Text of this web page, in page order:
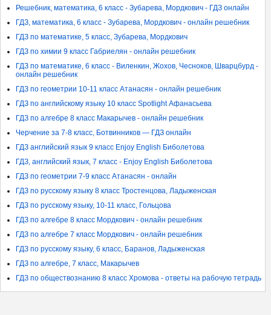
Решебник, математика, 6 класс - Зубарева, Мордкович - ГДЗ онлайн
ГДЗ, математика, 6 класс - Зубарева, Мордкович - онлайн решебник
ГДЗ по математике, 5 класс, Зубарева, Мордкович
ГДЗ по химии 9 класс Габриелян - онлайн решебник
ГДЗ по математике, 6 класс - Виленкин, Жохов, Чесноков, Шварцбурд -
онлайн решебник
ГДЗ по геометрии 10-11 класс Атанасян - онлайн решебник
ГДЗ по английскому языку 10 класс Spotlight Афанасьева
ГДЗ по алгебре 8 класс Макарычев - онлайн решебник
Черчение за 7-8 класс, Ботвинников — ГДЗ онлайн
ГДЗ английский язык 9 класс Enjoy English Биболетова
ГДЗ, английский язык, 7 класс - Enjoy English Биболетова
ГДЗ по геометрии 7-9 класс Атанасян - онлайн
ГДЗ по русскому языку 8 класс Тростенцова, Ладыженская
ГДЗ по русскому языку, 10-11 класс, Гольцова
ГДЗ по алгебре 8 класс Мордкович - онлайн решебник
ГДЗ по алгебре 7 класс Мордкович - онлайн решебник
ГДЗ по русскому языку, 6 класс, Баранов, Ладыженская
ГДЗ по алгебре, 7 класс, Макарычев
ГДЗ по обществознанию 8 класс Хромова - ответы на рабочую тетрадь